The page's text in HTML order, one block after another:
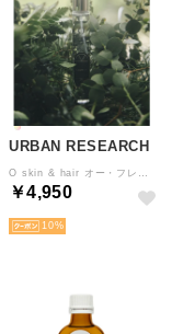
URBAN RESEARCH
￥4,950
10